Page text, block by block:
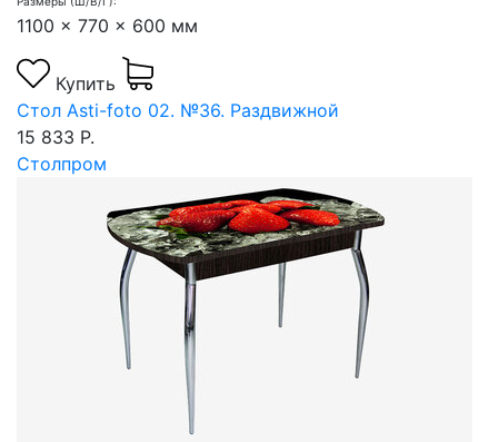
1100 x 770 x 600 мм
Купить
Стол Asti-foto 02. №36. Раздвижной
15 833 Р.
Столпром